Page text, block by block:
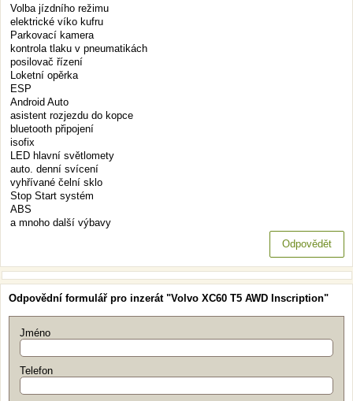
Volba jízdního režimu
elektrické víko kufru
Parkovací kamera
kontrola tlaku v pneumatikách
posilovač řízení
Loketní opěrka
ESP
Android Auto
asistent rozjezdu do kopce
bluetooth připojení
isofix
LED hlavní světlomety
auto. denní svícení
vyhřívané čelní sklo
Stop Start systém
ABS
a mnoho další výbavy
Odpovědět
Odpovědní formulář pro inzerát "Volvo XC60 T5 AWD Inscription"
Jméno
Telefon